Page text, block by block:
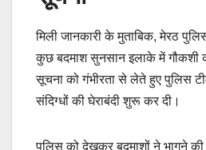
मिली जानकारी के मुताबिक, मेरठ
कुछ बदमाश सुनसान इलाके में गौकशी
सूचना को गंभीरता से लेते हुए पुलिस
संदिग्धों की घेराबंदी शुरू कर दी।
पुलिस को देखकर बदमाशों ने भागने की